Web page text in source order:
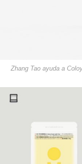
Zhang­ Tao ayuda a